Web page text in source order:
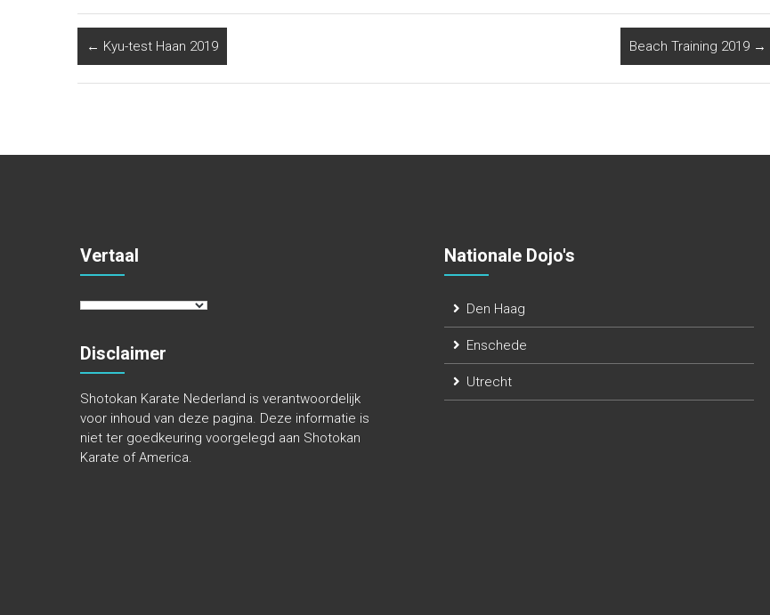
← Kyu-test Haan 2019 Beach Training 2019 →
Vertaal
Disclaimer
Shotokan Karate Nederland is verantwoordelijk
voor inhoud van deze pagina. Deze informatie is
niet ter goedkeuring voorgelegd aan Shotokan
Karate of America.
Nationale Dojo's
Den Haag
Enschede
Utrecht